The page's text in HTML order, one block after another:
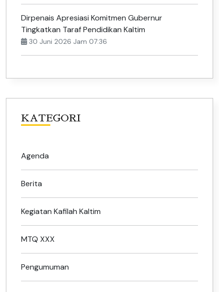
Dirpenais Apresiasi Komitmen Gubernur
Tingkatkan Taraf Pendidikan Kaltim
30 Juni 2026 Jam 07:36
KATEGORI
Agenda
Berita
Kegiatan Kafilah Kaltim
MTQ XXX
Pengumuman